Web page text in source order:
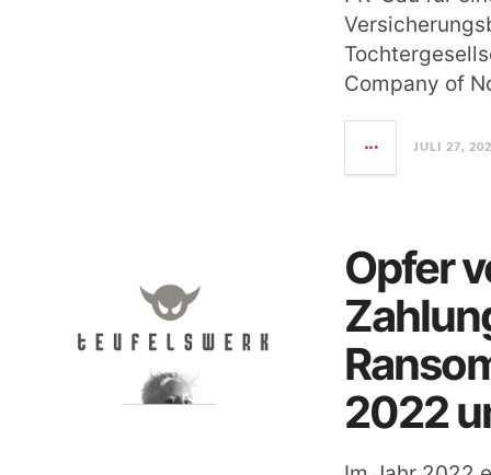
Company of
JULI 27,
Opfer
2022